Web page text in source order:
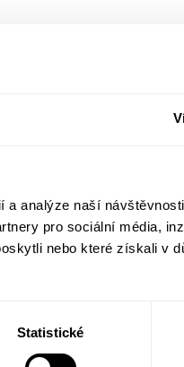
a analýze naší
pro sociální média,
nebo které získali v
Statistické